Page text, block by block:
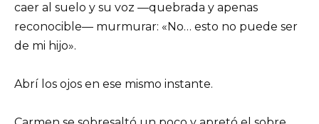
caer al suelo y su voz —quebrada y apenas
reconocible— murmurar: «No… esto no puede ser
de mi hijo».
Abrí los ojos en ese mismo instante.